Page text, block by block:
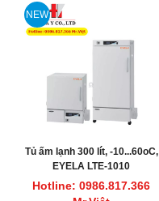
NEW
Tủ ấm lạnh 300 lít, -10...60oC,
EYELA LTE-1010
Hotline: 0986.817.366